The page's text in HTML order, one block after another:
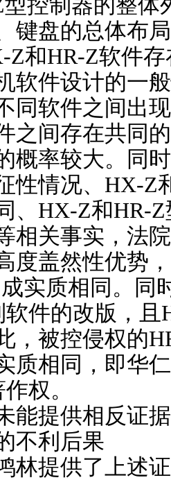
控制器的整体
键盘的总体布
Z和HR-Z软件
软件设计的一
同软件之间出
之间存在共同
概率较大。同
性情况、HX-Z
、HX-Z和HR-
相关事实，法
度盖然性优势
实质相同。同
件的改版，
，被控侵权的
质相同，即华
权。
能提供相反证
不利后果
林提供了上述